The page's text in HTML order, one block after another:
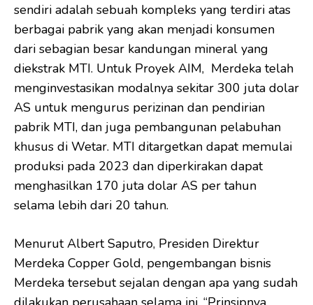
sendiri adalah sebuah kompleks yang terdiri atas
berbagai pabrik yang akan menjadi konsumen
dari sebagian besar kandungan mineral yang
diekstrak MTI. Untuk Proyek AIM, Merdeka telah
menginvestasikan modalnya sekitar 300 juta dolar
AS untuk mengurus perizinan dan pendirian
pabrik MTI, dan juga pembangunan pelabuhan
khusus di Wetar. MTI ditargetkan dapat memulai
produksi pada 2023 dan diperkirakan dapat
menghasilkan 170 juta dolar AS per tahun
selama lebih dari 20 tahun.
Menurut Albert Saputro, Presiden Direktur
Merdeka Copper Gold, pengembangan bisnis
Merdeka tersebut sejalan dengan apa yang sudah